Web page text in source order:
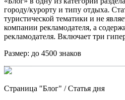
городу/курорту и типу отдыха.
туристической тематики и не
компании рекламодателя, а
рекламодателя. Включает три
Размер: до 4500 знаков
Страница "Блог" / Статья дня